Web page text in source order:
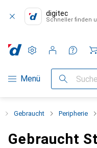
digitec
Schneller finden
Navigation nach
Menü Suche
Einstellungen
Kundenkonto
Vergleichslisten
Merklisten
Warenkorb
Gebraucht Peripherie
Gebraucht